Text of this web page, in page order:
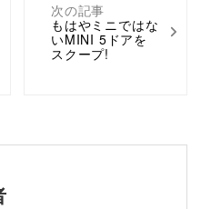
次の記事
もはやミニではな
いMINI 5ドアを
スクープ!